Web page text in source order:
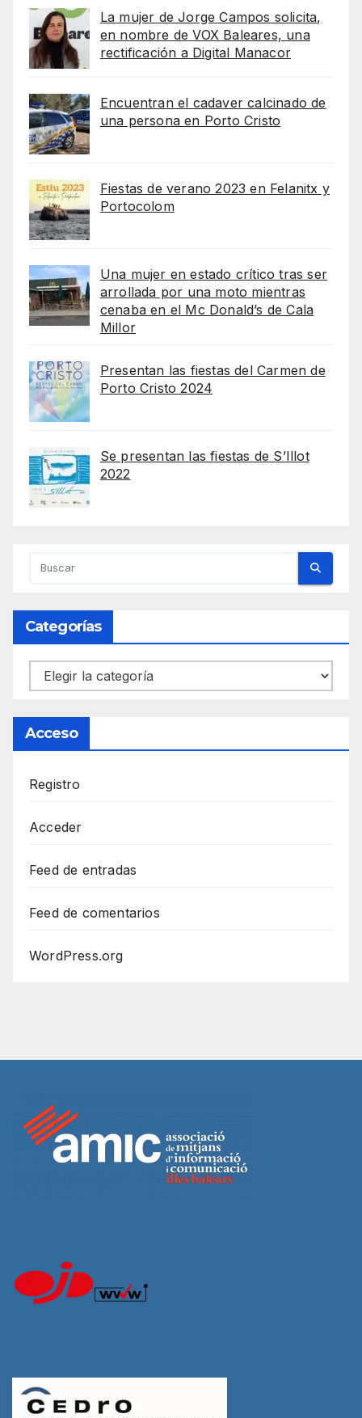
La mujer de Jorge Campos solicita,
en nombre de VOX Baleares, una
rectificación a Digital Manacor
Encuentran el cadaver calcinado de
una persona en Porto Cristo
Fiestas de verano 2023 en Felanitx y
Portocolom
Una mujer en estado crítico tras ser
arrollada por una moto mientras
cenaba en el Mc Donald’s de Cala
Millor
Presentan las fiestas del Carmen de
Porto Cristo 2024
Se presentan las fiestas de S’Illot
2022
Categorías
Categorías
Acceso
Registro
Acceder
Feed de entradas
Feed de comentarios
WordPress.org